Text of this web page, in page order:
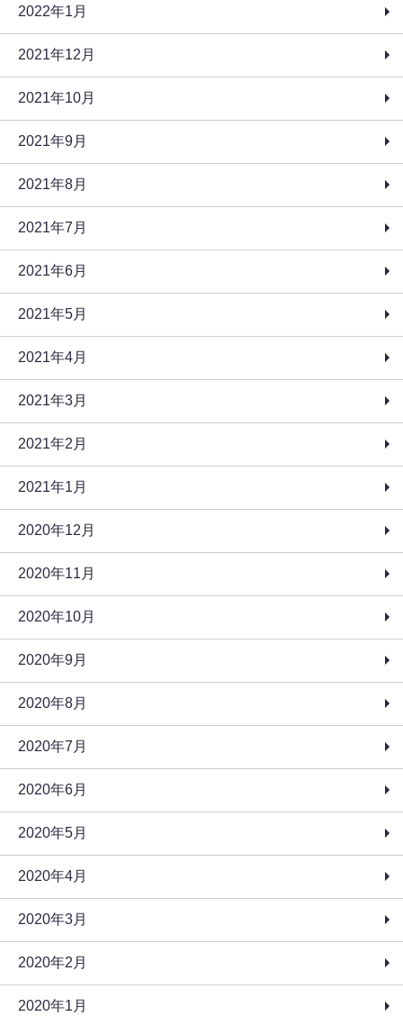
2022年1月
2021年12月
2021年10月
2021年9月
2021年8月
2021年7月
2021年6月
2021年5月
2021年4月
2021年3月
2021年2月
2021年1月
2020年12月
2020年11月
2020年10月
2020年9月
2020年8月
2020年7月
2020年6月
2020年5月
2020年4月
2020年3月
2020年2月
2020年1月